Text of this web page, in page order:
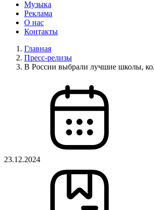
Музыка
Реклама
О нас
Контакты
Главная
Пресс-релизы
В России выбрали лучшие школы,
23.12.2024